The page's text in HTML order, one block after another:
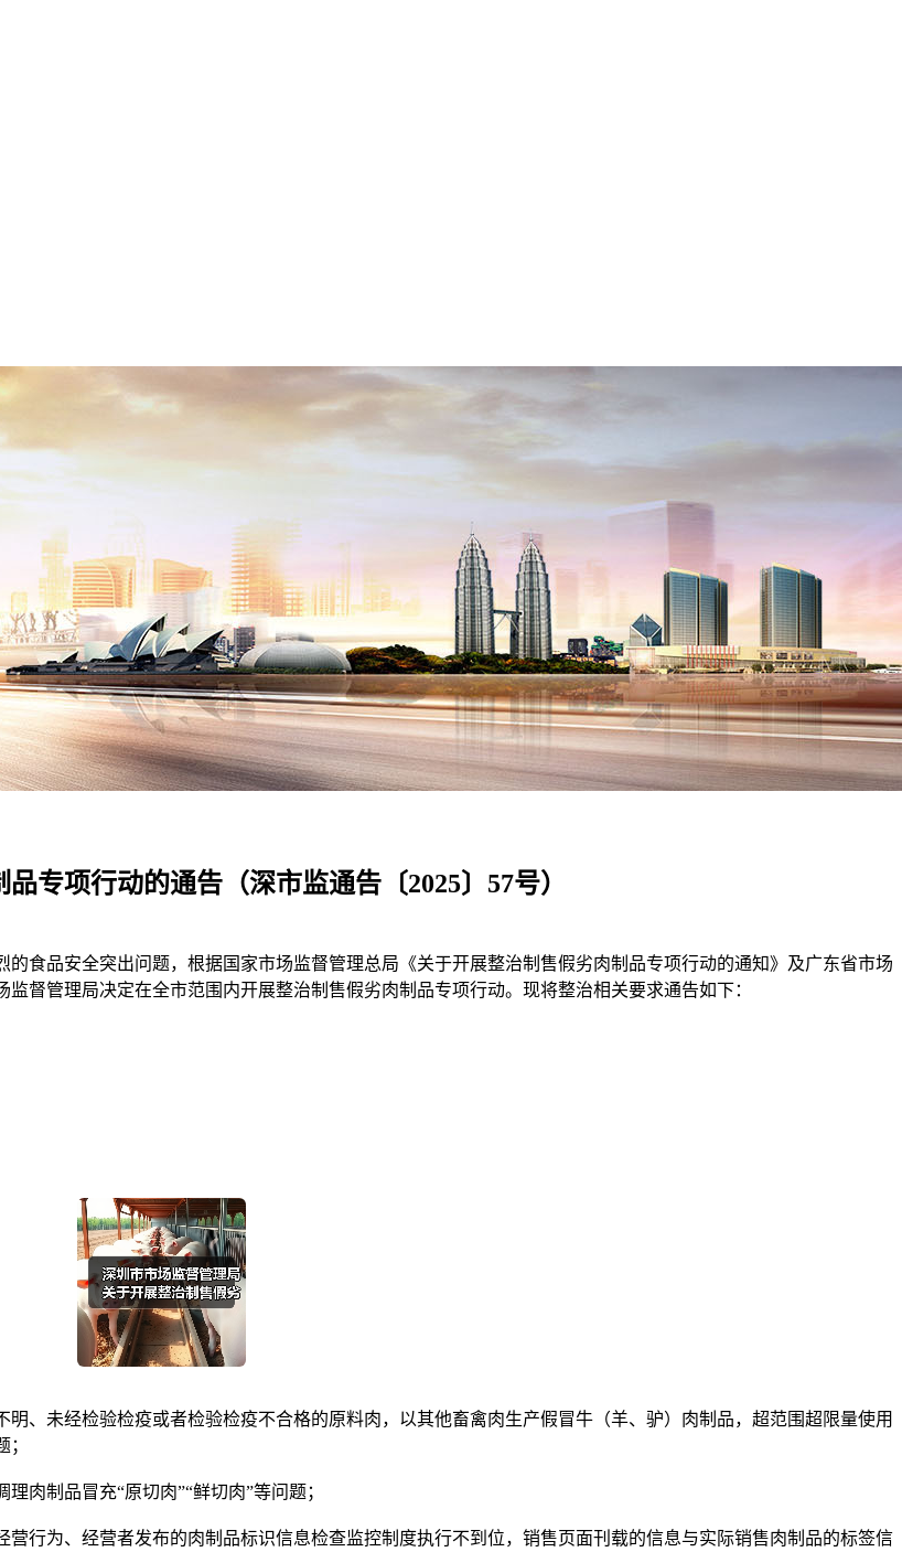
专项行动的通告（深市监通告〔2025〕57号）
品安全突出问题，根据国家市场监督管理总局《关于开展整治制售假劣肉制品专项行动的通知》及广东省市场
督管理局决定在全市范围内开展整治制售假劣肉制品专项行动。现将整治相关要求通告如下：
未经检验检疫或者检验检疫不合格的原料肉，以其他畜禽肉生产假冒牛（羊、驴）肉制品，超范围超限量使用
制品冒充“原切肉”“鲜切肉”等问题；
为、经营者发布的肉制品标识信息检查监控制度执行不到位，销售页面刊载的信息与实际销售肉制品的标签信